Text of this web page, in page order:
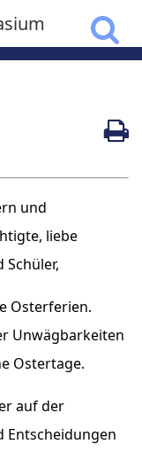
und
liebe
Schüler,
Osterferien.
Unwägbarkeiten
Ostertage.
auf der
Entscheidungen